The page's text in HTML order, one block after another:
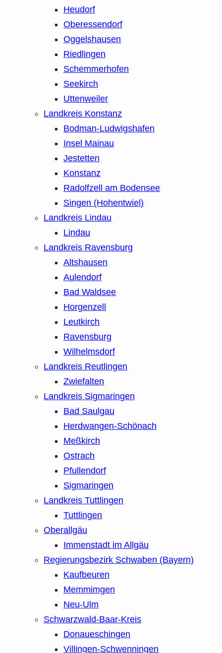
Heudorf
Oberessendorf
Oggelshausen
Riedlingen
Schemmerhofen
Seekirch
Uttenweiler
Landkreis Konstanz
Bodman-Ludwigshafen
Insel Mainau
Jestetten
Konstanz
Radolfzell am Bodensee
Singen (Hohentwiel)
Landkreis Lindau
Lindau
Landkreis Ravensburg
Altshausen
Aulendorf
Bad Waldsee
Horgenzell
Leutkirch
Ravensburg
Wilhelmsdorf
Landkreis Reutlingen
Zwiefalten
Landkreis Sigmaringen
Bad Saulgau
Herdwangen-Schönach
Meßkirch
Ostrach
Pfullendorf
Sigmaringen
Landkreis Tuttlingen
Tuttlingen
Oberallgäu
Immenstadt im Allgäu
Regierungsbezirk Schwaben (Bayern)
Kaufbeuren
Memmimgen
Neu-Ulm
Schwarzwald-Baar-Kreis
Donaueschingen
Villingen-Schwenningen